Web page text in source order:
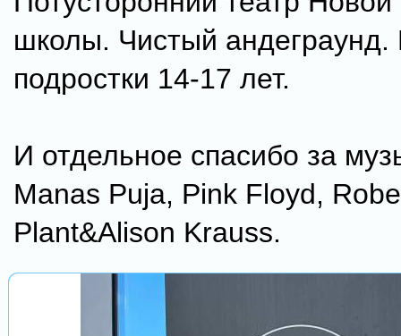
школы. Чистый андеграунд.
подростки 14-17 лет.
И отдельное спасибо за
Manas Puja, Pink Floyd,
Plant&Alison Krauss.